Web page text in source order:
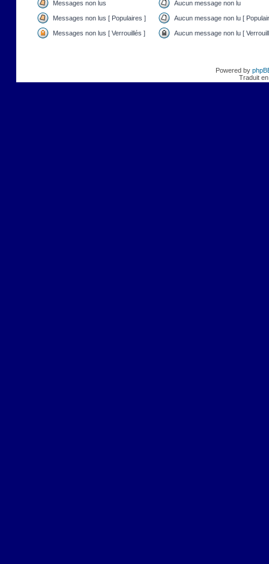
Messages non lus Aucun message non lu
Messages non lus [ Populaires ] Aucun message non lu [
Messages non lus [ Verrouillés ] Aucun message non lu [
Powered by
Traduit